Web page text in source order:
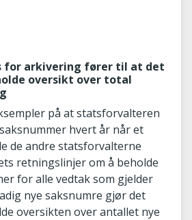
for arkivering fører til at det
oversikt over total
på at statsforvalteren
hvert år når et
de andre statsforvalterne
retningslinjer om å beholde
for alle vedtak som gjelder
nye saksnumre gjør det
oversikten over antallet nye